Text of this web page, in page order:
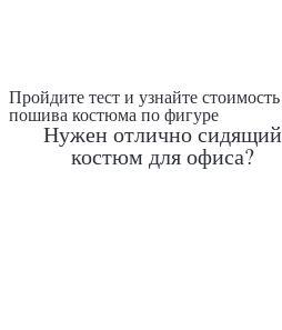
Пройдите тест и узнайте стоимость
пошива костюма по фигуре
Нужен отлично сидящий
костюм для офиса?